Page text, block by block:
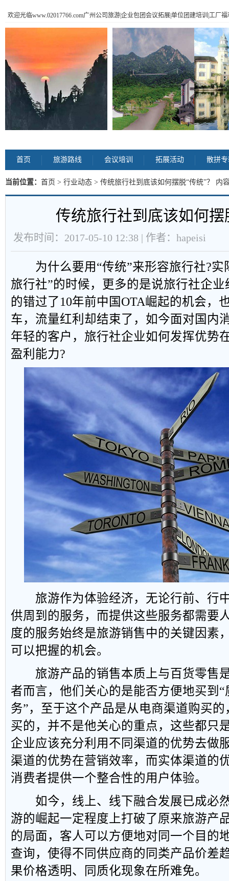
欢迎光临www.02017766.com广州公司旅游|企业包团会议拓展|单位团建培训|工厂
首页 旅游路线 会议培训 拓展活动 散拼
当前位置： 首页 > 行业动态 > 传统旅行社到底该如何摆脱“传统”？ 内
传统旅行社到底该如何摆
发布时间：2017-05-10 12:38 | 作者：hapeisi
为什么要用“传统”来形容旅行社?实
旅行社”的时候，更多的是说旅行社企
的错过了10年前中国OTA崛起的机会，
车，流量红利却结束了，如今面对国内
年轻的客户，旅行社企业如何发挥优势
盈利能力?
旅游作为体验经济，无论行前、行
供周到的服务，而提供这些服务都需要
度的服务始终是旅游销售中的关键因素
可以把握的机会。
旅游产品的销售本质上与百货零售
者而言，他们关心的是能否方便地买到
务”，至于这个产品是从电商渠道购买
买的，并不是他关心的重点，这些都只
企业应该充分利用不同渠道的优势去做
渠道的优势在营销效率，而实体渠道的
消费者提供一个整合性的用户体验。
如今，线上、线下融合发展已成必
游的崛起一定程度上打破了原来旅游产
的局面，客人可以方便地对同一个目的
查询，使得不同供应商的同类产品价差
果价格透明、同质化现象在所难免。